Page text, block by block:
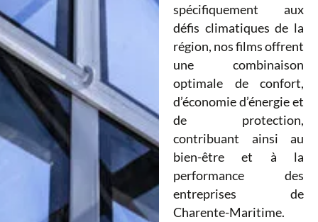
spécifiquement aux
défis climatiques de la
région, nos films offrent
une combinaison
optimale de confort,
d’économie d’énergie et
de protection,
contribuant ainsi au
bien-être et à la
performance des
entreprises de
Charente-Maritime.